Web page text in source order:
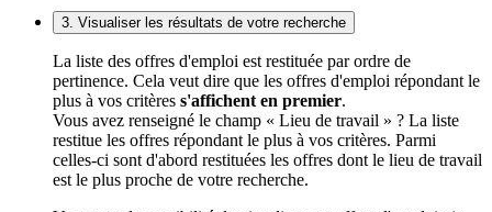
3. Visualiser les résultats de votre recherche
La liste des offres d'emploi est restituée par ordre de
pertinence. Cela veut dire que les offres d'emploi répondant le
plus à vos critères s'affichent en premier.
Vous avez renseigné le champ « Lieu de travail » ? La liste
restitue les offres répondant le plus à vos critères. Parmi
celles-ci sont d'abord restituées les offres dont le lieu de travail
est le plus proche de votre recherche.